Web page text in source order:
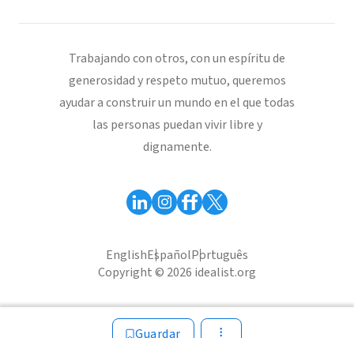
Guardar
Trabajando con otros, con un espíritu de
generosidad y respeto mutuo, queremos
ayudar a construir un mundo en el que todas
las personas puedan vivir libre y
dignamente.
EnglishEspañolPortuguês
Copyright © 2026 idealist.org